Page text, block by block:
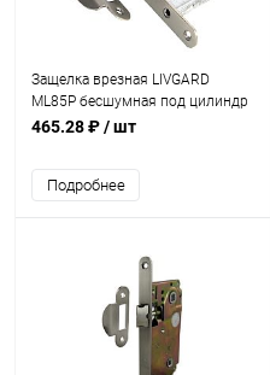
Защелка врезная LIVGARD
ML85P бесшумная под цилиндр
SN Матовый никель
465.28 ₽/ шт
Подробнее